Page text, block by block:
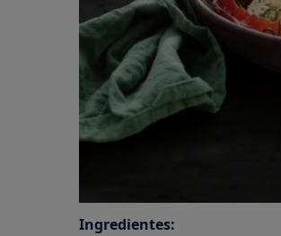
Ingredientes: